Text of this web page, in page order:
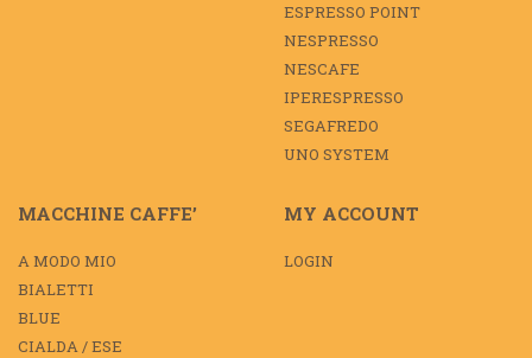
ESPRESSO POINT
NESPRESSO
NESCAFE
IPERESPRESSO
SEGAFREDO
UNO SYSTEM
MACCHINE CAFFE’
A MODO MIO
BIALETTI
BLUE
CIALDA / ESE
MY ACCOUNT
LOGIN